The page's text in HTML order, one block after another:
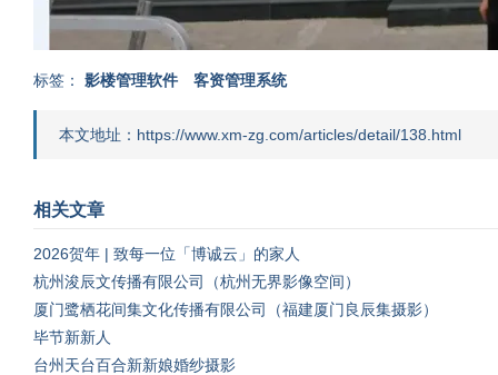
标签： 影楼管理软件 客资管理系统
本文地址：https://www.xm-zg.com/articles/detail/138.html
相关文章
2026贺年 | 致每一位「博诚云」的家人
杭州浚辰文传播有限公司（杭州无界影像空间）
厦门鹭栖花间集文化传播有限公司（福建厦门良辰集摄影）
毕节新新人
台州天台百合新新娘婚纱摄影